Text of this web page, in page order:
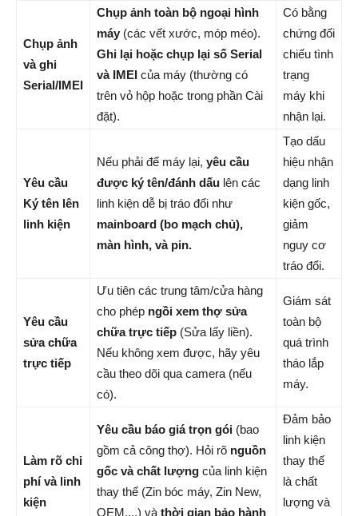
Chụp ảnh
và ghi
Serial/IMEI
Chụp ảnh toàn bộ ngoại hình
máy (các vết xước, móp méo).
Ghi lại hoặc chụp lại số Serial
và IMEI của máy (thường có
trên vỏ hộp hoặc trong phần Cài
đặt).
Có bằng
chứng đối
chiếu tình
trạng
máy khi
nhận lại.
Yêu cầu
Ký tên lên
linh kiện
Nếu phải để máy lại, yêu cầu
được ký tên/đánh dấu lên các
linh kiện dễ bị tráo đổi như
mainboard (bo mạch chủ),
màn hình, và pin.
Tạo dấu
hiệu nhận
dạng linh
kiện gốc,
giảm
nguy cơ
tráo đổi.
Yêu cầu
sửa chữa
trực tiếp
Ưu tiên các trung tâm/cửa hàng
cho phép ngồi xem thợ sửa
chữa trực tiếp (Sửa lấy liền).
Nếu không xem được, hãy yêu
cầu theo dõi qua camera (nếu
có).
Giám sát
toàn bộ
quá trình
tháo lắp
máy.
Làm rõ chi
phí và linh
kiện
Yêu cầu báo giá trọn gói (bao
gồm cả công thợ). Hỏi rõ nguồn
gốc và chất lượng của linh kiện
thay thế (Zin bóc máy, Zin New,
OEM,...) và thời gian bảo hành
Đảm bảo
linh kiện
thay thế
là chất
lượng và